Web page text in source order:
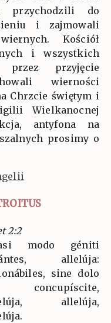
przychodzili do
i zajmowali
Kościół
i wszystkich
przez przyjęcie
wierności
Chrzcie świętym i
Wielkanocnej
antyfona na
prosimy o
2:2
modo géniti
allelúja:
sine dolo
concupíscite,
allelúja,